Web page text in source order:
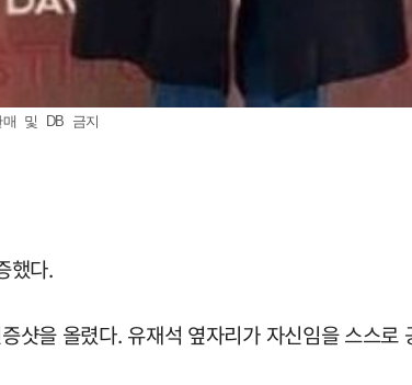
매 및 DB 금지
했다.
을 올렸다. 유재석 옆자리가 자신임을 스스로